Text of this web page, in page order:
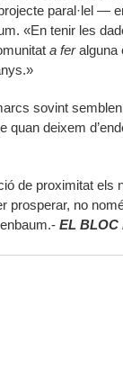
paral·lel —
«En tenir les
a feralguna
sovint
deixem
de proximitat els
prosperar, no
EL BLOC